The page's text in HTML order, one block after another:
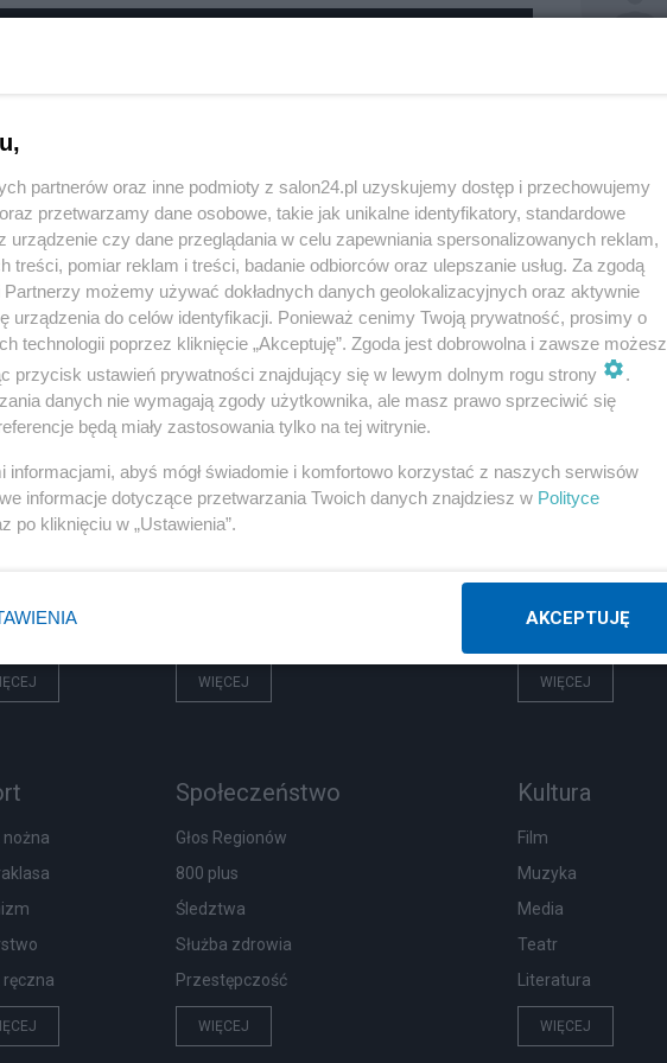
Biznes
Pieniądze
WIĘCEJ
Zdrowie
WIĘCEJ
nożna
ręczna
Społeczeństwo
Głos Regionów
800 plus
Śledztwa
Służba zdrowia
Przestępczość
WIĘCEJ
Kultura
Film
Muzyka
Media
Teatr
Literatura
WIĘCEJ
partnerów oraz inne podmioty z salon24.pl uzyskujemy dostęp i przechowujemy
przetwarzamy dane osobowe, takie jak unikalne identyfikatory, standardowe
urządzenie czy dane przeglądania w celu zapewniania spersonalizowanych reklam,
treści, pomiar reklam i treści, badanie odbiorców oraz ulepszanie usług. Za zgodą
możemy używać dokładnych danych geolokalizacyjnych oraz aktywnie
urządzenia do celów identyfikacji. Ponieważ cenimy Twoją prywatność, prosimy o
technologii poprzez kliknięcie „Akceptuję”. Zgoda jest dobrowolna i zawsze możesz
przycisk ustawień prywatności znajdujący się w lewym dolnym rogu strony
.
danych nie wymagają zgody użytkownika, ale masz prawo sprzeciwić się
będą miały zastosowania tylko na tej witrynie.
informacjami, abyś mógł świadomie i komfortowo korzystać z naszych serwisów
informacje dotyczące przetwarzania Twoich danych znajdziesz w Polityce
po kliknięciu w „Ustawienia”.
AKCEPTUJĘ